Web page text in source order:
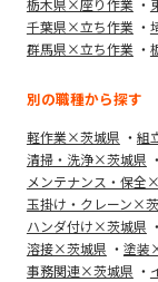
栃木県×座り作業
千葉県×立ち作業
群馬県×立ち作業
別の職種から探す
軽作業×茨城県 組
清掃・洗浄×茨城県
メンテナンス・保全
玉掛け・クレーン×
ハンダ付け×茨城県
溶接×茨城県
塗装
事務関連×茨城県